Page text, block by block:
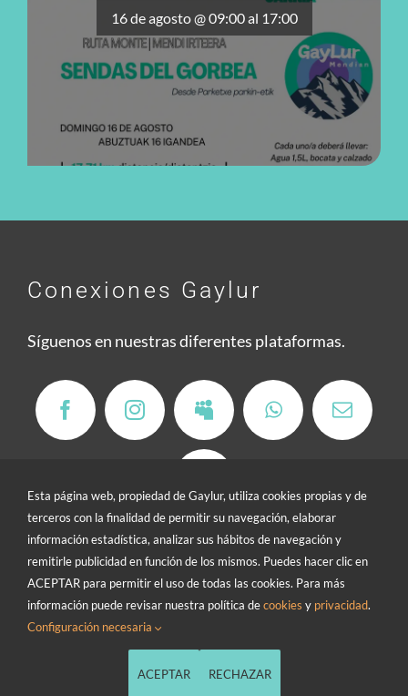
16 de agosto @ 09:00al 17:00
Conexiones Gaylur
Síguenos en nuestras diferentes plataformas.
Política de cookies/Política de privacidad
Política de devoluciones
© 2026 • Gaylur es una Web Social • All Rights Reserved •
Esta página web, propiedad de Gaylur, utiliza cookies propias y de
terceros con la finalidad de permitir su navegación, elaborar
información estadística, analizar sus hábitos de navegación y
remitirle publicidad en función de los mismos. Puedes hacer clic en
ACEPTAR para permitir el uso de todas las cookies. Para más
información puede revisar nuestra política decookies y privacidad.
Configuración necesaria
ACEPTAR RECHAZAR